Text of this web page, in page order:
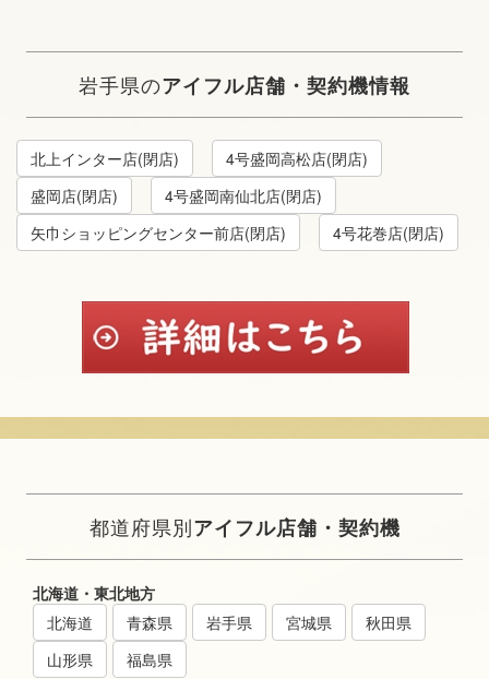
岩手県のアイフル店舗・契約機情報
北上インター店(閉店)
4号盛岡高松店(閉店)
盛岡店(閉店)
4号盛岡南仙北店(閉店)
矢巾ショッピングセンター前店(閉店)
4号花巻店(閉店)
都道府県別アイフル店舗・契約機
北海道・東北地方
北海道
青森県 岩手県 宮城県
秋田県
山形県
福島県